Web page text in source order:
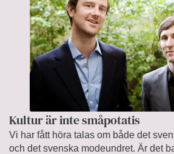
Kultur är inte småpotatis
Vi har fått höra talas om både det
och det svenska modeundret. Är det